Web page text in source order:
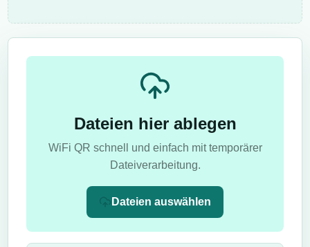
Dateien hier ablegen
WiFi QR schnell und einfach mit temporärer
Dateiverarbeitung.
Dateien auswählen